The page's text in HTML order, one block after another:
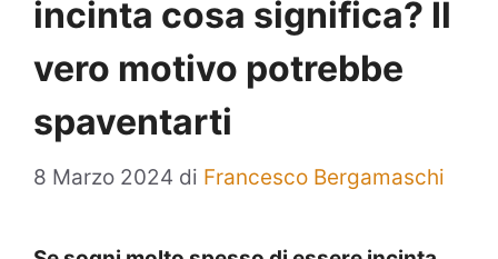
incinta cosa significa? Il
vero motivo potrebbe
spaventarti
8 Marzo 2024 di Francesco Bergamaschi